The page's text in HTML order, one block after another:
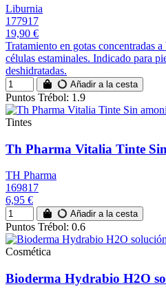
Liburnia
177917
19,90 €
Tratamiento en gotas concentradas
células estaminales. Indicado para
deshidratadas.
Añadir a la cesta
Puntos Trébol: 1.9
Tintes
Th Pharma Vitalia Tinte
TH Pharma
169817
6,95 €
Añadir a la cesta
Puntos Trébol: 0.6
Cosmética
Bioderma Hydrabio H2O